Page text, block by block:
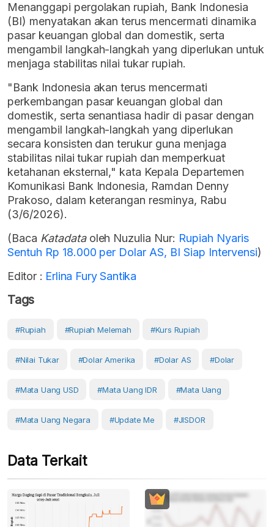
Menanggapi pergolakan rupiah, Bank Indonesia
(BI) menyatakan akan terus mencermati dinamika
pasar keuangan global dan domestik, serta
mengambil langkah-langkah yang diperlukan untuk
menjaga stabilitas nilai tukar rupiah.
"Bank Indonesia akan terus mencermati
perkembangan pasar keuangan global dan
domestik, serta senantiasa hadir di pasar dengan
mengambil langkah-langkah yang diperlukan
secara konsisten dan terukur guna menjaga
stabilitas nilai tukar rupiah dan memperkuat
ketahanan eksternal," kata Kepala Departemen
Komunikasi Bank Indonesia, Ramdan Denny
Prakoso, dalam keterangan resminya, Rabu
(3/6/2026).
(Baca Katadataoleh Nuzulia Nur: Rupiah Nyaris
Sentuh Rp 18.000 per Dolar AS, BI Siap Intervensi)
Editor : Erlina Fury Santika
Tags
#Rupiah #Rupiah Melemah #kurs Rupiah
#Nilai Tukar #Dolar Amerika #Dolar AS #Dolar
#Mata Uang USD #Mata Uang IDR #mata Uang
#Mata Uang Negara #Update Me #JISDOR
Data Terkait